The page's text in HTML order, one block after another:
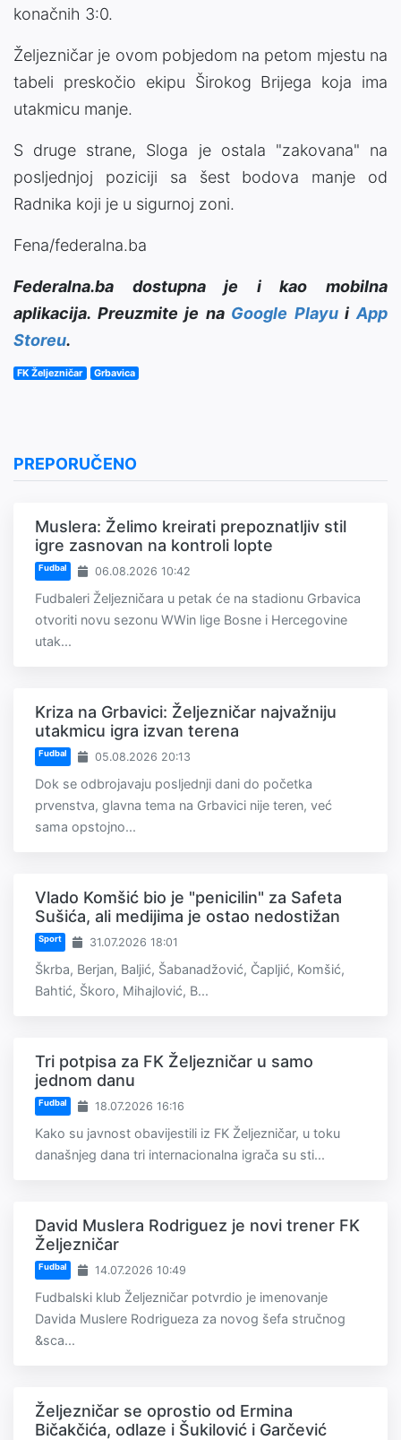
konačnih 3:0.
Željezničar je ovom pobjedom na petom mjestu na
tabeli preskočio ekipu Širokog Brijega koja ima
utakmicu manje.
S druge strane, Sloga je ostala "zakovana" na
posljednjoj poziciji sa šest bodova manje od
Radnika koji je u sigurnoj zoni.
Fena/federalna.ba
Federalna.ba dostupna je i kao mobilna
aplikacija. Preuzmite je na Google PlayuiApp
Storeu.
FK Željezničar Grbavica
PREPORUČENO
Muslera: Želimo kreirati prepoznatljiv stil
igre zasnovan na kontroli lopte
Fudbal 06.08.2026 10:42
Fudbaleri Željezničara u petak će na stadionu Grbavica
otvoriti novu sezonu WWin lige Bosne i Hercegovine
utak...
Kriza na Grbavici: Željezničar najvažniju
utakmicu igra izvan terena
Fudbal 05.08.2026 20:13
Dok se odbrojavaju posljednji dani do početka
prvenstva, glavna tema na Grbavici nije teren, već
sama opstojno...
Vlado Komšić bio je "penicilin" za Safeta
Sušića, ali medijima je ostao nedostižan
Sport 31.07.2026 18:01
Škrba, Berjan, Baljić, Šabanadžović, Čapljić, Komšić,
Bahtić, Škoro, Mihajlović, B...
Tri potpisa za FK Željezničar u samo
jednom danu
Fudbal 18.07.2026 16:16
Kako su javnost obavijestili iz FK Željezničar, u toku
današnjeg dana tri internacionalna igrača su sti...
David Muslera Rodriguez je novi trener FK
Željezničar
Fudbal 14.07.2026 10:49
Fudbalski klub Željezničar potvrdio je imenovanje
Davida Muslere Rodrigueza za novog šefa stručnog
&sca...
Željezničar se oprostio od Ermina
Bičakčića, odlaze i Šukilović i Garčević